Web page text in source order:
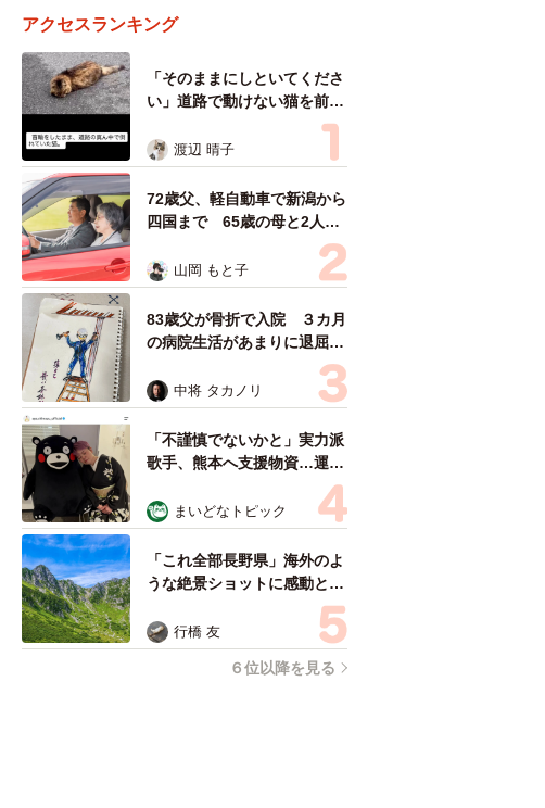
アクセスランキング
「そのままにしといてくださ
い」道路で動けない猫を前に
返された一言… 懸命に生き
ようとした4日間 「命の重
さはみんな同じ」保護団体代
表の訴え
渡辺 晴子
72歳父、軽自動車で新潟から
四国まで 65歳の母と2人で
3泊4日の旅 パーキングの休
憩まで分刻み… 「大学生で
も組まねえよ！」
山岡 もと子
83歳父が骨折で入院 ３カ月
の病院生活があまりに退屈で
「画用紙と色鉛筆持ってこ
い！」→スケッチブックを見
た家族が仰天「これ、売れま
すよ…」
中将 タカノリ
「不謹慎でないかと」実力派
歌手、熊本へ支援物資…運搬
トラックの車体デザインにた
めらい 「痛いほど伝わる」
「行動され立派」
まいどなトピック
「これ全部長野県」海外のよ
うな絶景ショットに感動と反
響「離れてからいいところだ
ったんだって気づいた」
行橋 友
６位以降を見る